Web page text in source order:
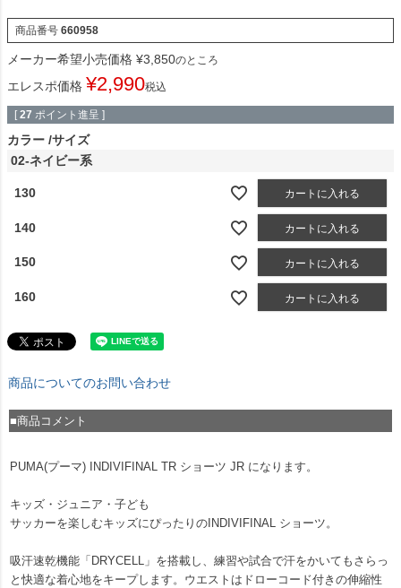
商品番号 660958
メーカー希望小売価格 ¥3,850のところ
エレスポ価格 ¥2,990税込
[ 27 ポイント進呈 ]
カラー サイズ
02-ネイビー系
130 カートに入れる
140 カートに入れる
150 カートに入れる
160 カートに入れる
商品についてのお問い合わせ
■商品コメント
PUMA(プーマ) INDIVIFINAL TR ショーツ JR になります。
キッズ・ジュニア・子ども
サッカーを楽しむキッズにぴったりのINDIVIFINAL ショーツ。
吸汗速乾機能「DRYCELL」を搭載し、練習や試合で汗をかいてもさらっ
と快適な着心地をキープします。ウエストはドローコード付きの伸縮性